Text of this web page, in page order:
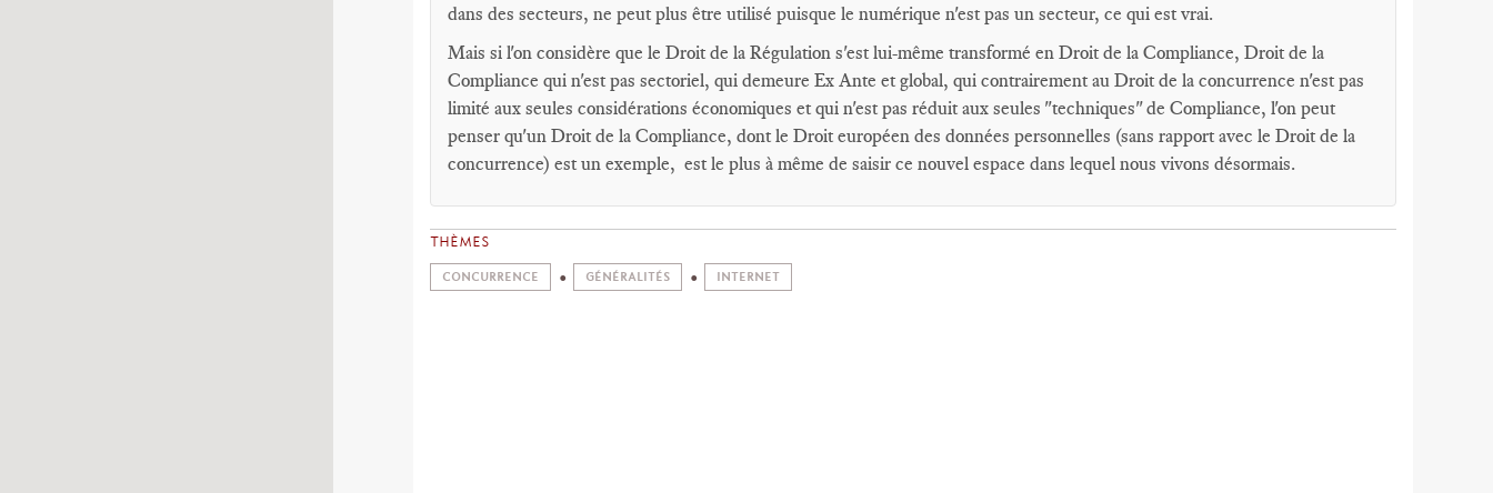
dans des secteurs, ne peut plus être utilisé puisque le numérique n'est pas un secteur, ce qui est vrai.
Mais si l'on considère que le Droit de la Régulation s'est lui-même transformé en Droit de la Compliance, Droit de la
Compliance qui n'est pas sectoriel, qui demeure Ex Ante et global, qui contrairement au Droit de la concurrence n'est pas
limité aux seules considérations économiques et qui n'est pas réduit aux seules "techniques" de Compliance, l'on peut
penser qu'un Droit de la Compliance, dont le Droit européen des données personnelles (sans rapport avec le Droit de la
concurrence) est un exemple, est le plus à même de saisir ce nouvel espace dans lequel nous vivons désormais.
THÈMES
CONCURRENCE GÉNÉRALITÉS INTERNET